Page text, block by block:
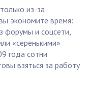
из-за
экономите время:
форумы и соцсети,
«серенькими»
года сотни
взяться за работу